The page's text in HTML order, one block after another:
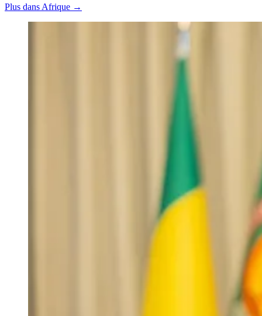
Plus dans Afrique →